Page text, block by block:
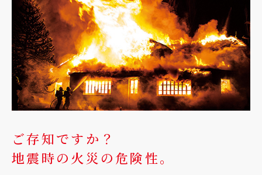
ご存知ですか？
地震時の火災の危険性。